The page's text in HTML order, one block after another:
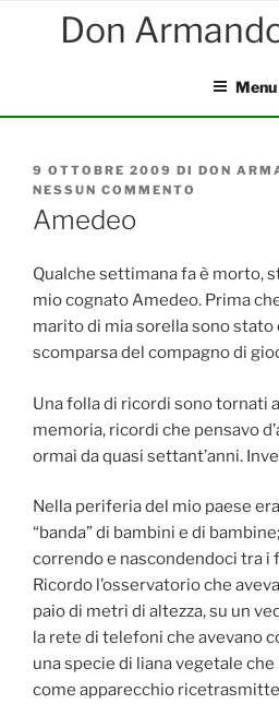
Menu
PUBBLICATO
IL
9 OTTOBRE 2009 DI DON
NESSUN COMMENTO
Amedeo
Qualche settimana fa è morto,
mio cognato Amedeo. Prima
marito di mia sorella sono stato
scomparsa del compagno di
Una folla di ricordi sono tornati
memoria, ricordi che pensavo
ormai da quasi settant’anni.
Nella periferia del mio paese
“banda” di bambini e di
correndo e nascondendoci tra i
Ricordo l’osservatorio che
paio di metri di altezza, su un
la rete di telefoni che avevano
una specie di liana vegetale
come apparecchio